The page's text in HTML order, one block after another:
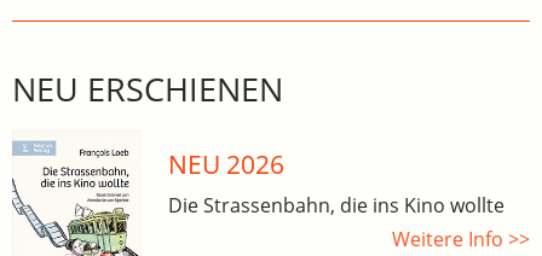
NEU ERSCHIENEN
NEU 2026
Die Strassenbahn, die ins Kino wollte
Weitere Info >>